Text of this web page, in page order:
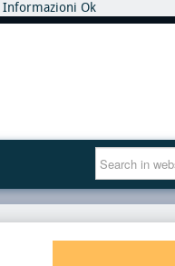
Informazioni Ok